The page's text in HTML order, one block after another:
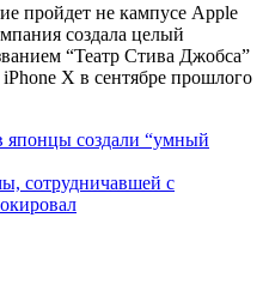
пройдет не кампусе Apple
создала целый
“Театр Стива Джобса”
X в сентябре прошлого
японцы создали “умный
сотрудничавшей с